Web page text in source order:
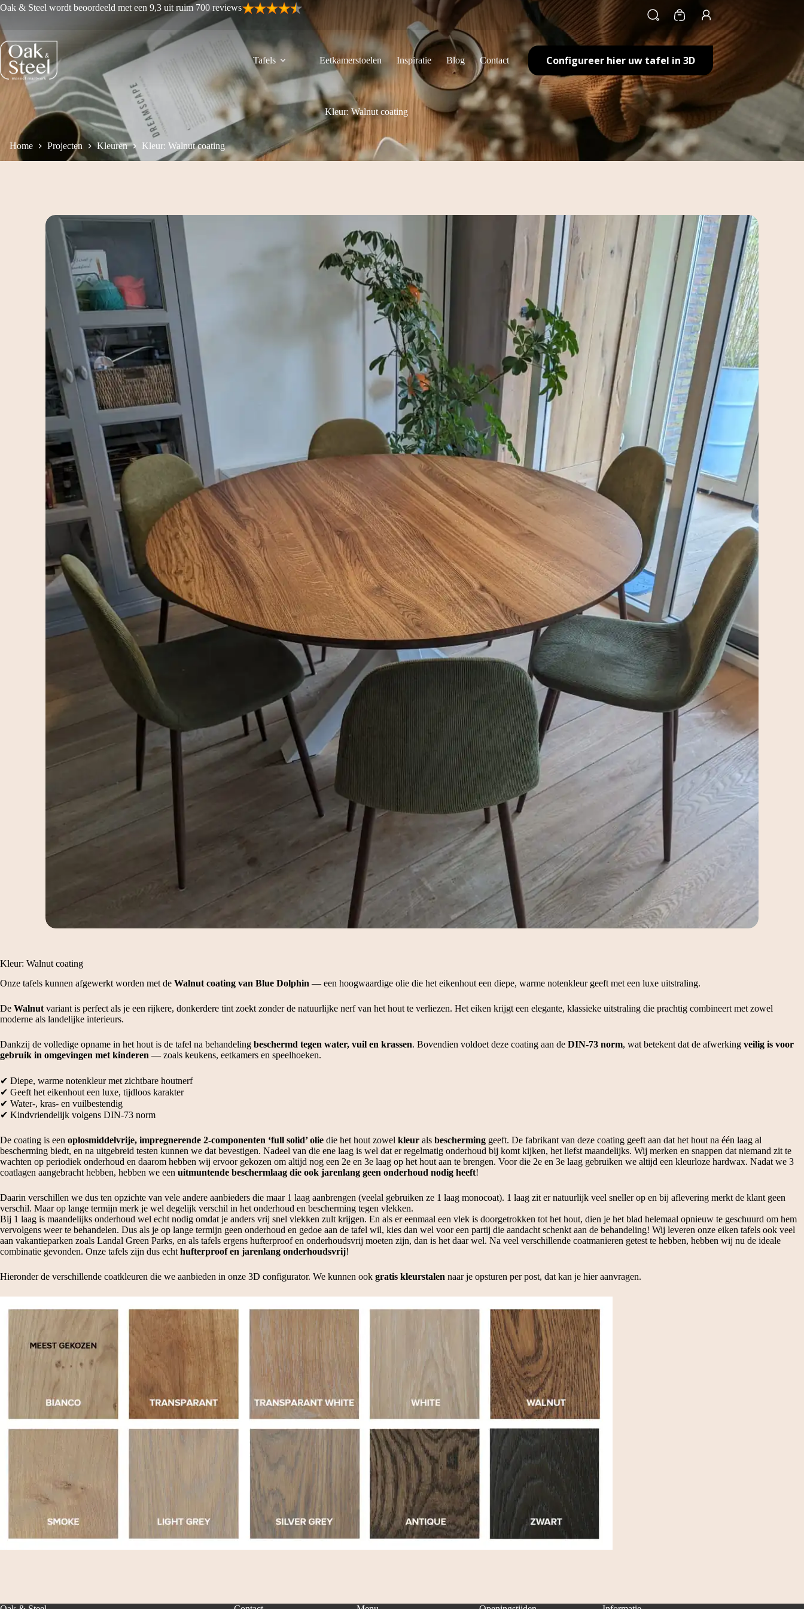
Ga
de
inhoud
Oak & Steel wordt beoordeeld met een 9,3 uit ruim 700 reviews
Winkelwagen
Tafels Eetkamerstoelen Inspiratie Blog Contact Configureer hier uw tafel in 3D
Kleur: Walnut coating
Home Projecten Kleuren Kleur: Walnut coating
Kleur: Walnut coating
Onze tafels kunnen afgewerkt worden met de Walnut coating van Blue Dolphin — een hoogwaardige olie die het eikenhout een diepe, warme notenkleur geeft met een luxe uitstraling.
De Walnut variant is perfect als je een rijkere, donkerdere tint zoekt zonder de natuurlijke nerf van het hout te verliezen. Het eiken krijgt een elegante, klassieke uitstraling die prachtig combineert met zowel
moderne als landelijke interieurs.
Dankzij de volledige opname in het hout is de tafel na behandeling beschermd tegen water, vuil en krassen. Bovendien voldoet deze coating aan de DIN‑73 norm, wat betekent dat de afwerking veilig is voor
gebruik in omgevingen met kinderen — zoals keukens, eetkamers en speelhoeken.
✔ Diepe, warme notenkleur met zichtbare houtnerf
✔ Geeft het eikenhout een luxe, tijdloos karakter
✔ Water-, kras- en vuilbestendig
✔ Kindvriendelijk volgens DIN‑73 norm
De coating is een oplosmiddelvrije, impregnerende 2‑componenten ‘full solid’ olie die het hout zowel kleur als bescherming geeft. De fabrikant van deze coating geeft aan dat het hout na één laag al
bescherming biedt, en na uitgebreid testen kunnen we dat bevestigen. Nadeel van die ene laag is wel dat er regelmatig onderhoud bij komt kijken, het liefst maandelijks. Wij merken en snappen dat niemand zit te
wachten op periodiek onderhoud en daarom hebben wij ervoor gekozen om altijd nog een 2e en 3e laag op het hout aan te brengen. Voor die 2e en 3e laag gebruiken we altijd een kleurloze hardwax. Nadat we 3
coatlagen aangebracht hebben, hebben we een uitmuntende beschermlaag die ook jarenlang geen onderhoud nodig heeft!
Daarin verschillen we dus ten opzichte van vele andere aanbieders die maar 1 laag aanbrengen (veelal gebruiken ze 1 laag monocoat). 1 laag zit er natuurlijk veel sneller op en bij aflevering merkt de klant geen
verschil. Maar op lange termijn merk je wel degelijk verschil in het onderhoud en bescherming tegen vlekken.
Bij 1 laag is maandelijks onderhoud wel echt nodig omdat je anders vrij snel vlekken zult krijgen. En als er eenmaal een vlek is doorgetrokken tot het hout, dien je het blad helemaal opnieuw te geschuurd om hem
vervolgens weer te behandelen. Dus als je op lange termijn geen onderhoud en gedoe aan de tafel wil, kies dan wel voor een partij die aandacht schenkt aan de behandeling! Wij leveren onze eiken tafels ook veel
aan vakantieparken zoals Landal Green Parks, en als tafels ergens hufterproof en onderhoudsvrij moeten zijn, dan is het daar wel. Na veel verschillende coatmanieren getest te hebben, hebben wij nu de ideale
combinatie gevonden. Onze tafels zijn dus echt hufterproof en jarenlang onderhoudsvrij!
Hieronder de verschillende coatkleuren die we aanbieden in onze 3D configurator. We kunnen ook gratis kleurstalen naar je opsturen per post, dat kan je hier aanvragen.